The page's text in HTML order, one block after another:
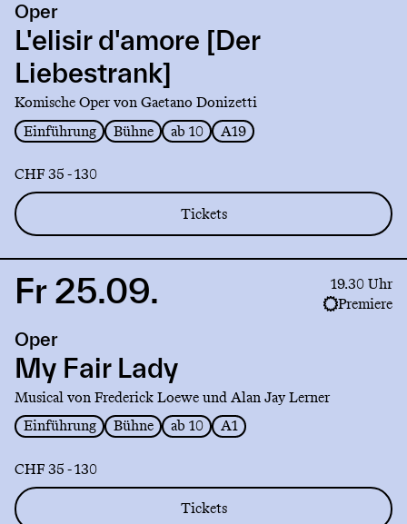
L'elisir
d'amore
[Der
Liebestrank]
Oper
L'elisir d'amore [Der
Liebestrank]
Komische Oper von Gaetano Donizetti
Einführung
Bühne ab 10 A19
CHF 35 - 130
Tickets
Link
My
Fair
Lady
Fr 25.09.
19.30 Uhr
Premiere
Oper
My Fair Lady
Musical von Frederick Loewe und Alan Jay Lerner
Einführung
Bühne ab 10 A1
CHF 35 - 130
Tickets